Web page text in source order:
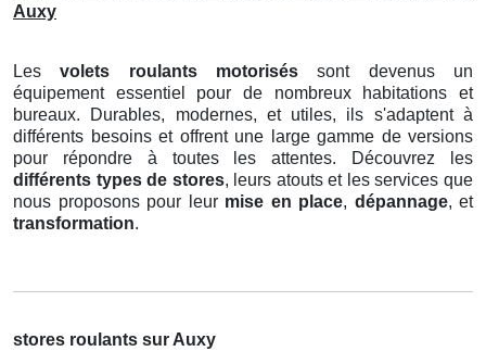
Auxy
Lesvolets roulants motorisés sont devenus un
équipement essentiel pour de nombreux habitations et
bureaux. Durables, modernes, et utiles, ils s'adaptent à
différents besoins et offrent une large gamme de versions
pour répondre à toutes les attentes. Découvrez les
différents types de stores, leurs atouts et les services que
nous proposons pour leur mise en place, dépannage, et
transformation.
stores roulants sur Auxy